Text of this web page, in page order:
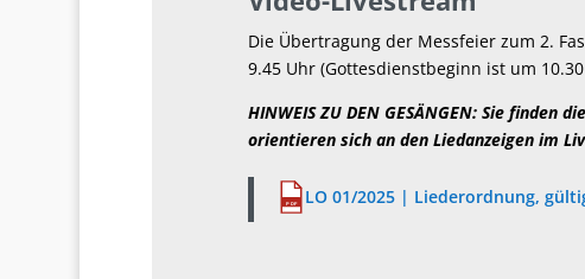
Die Übertragung der Messfeier zum 2.
9.45 Uhr (Gottesdienstbeginn ist um
HINWEIS ZU DEN GESÄNGEN: Sie
orientieren sich an den Liedanzeigen im
PDF LO 01/2025 | Liederordnung,